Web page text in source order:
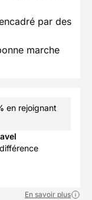
par des
marche
en rejoignant
En savoir plus